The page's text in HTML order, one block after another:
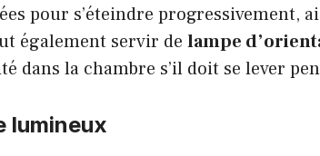
pour s’éteindre progressivement,
également servir de lampe
dans la chambre s’il doit se lever
lumineux